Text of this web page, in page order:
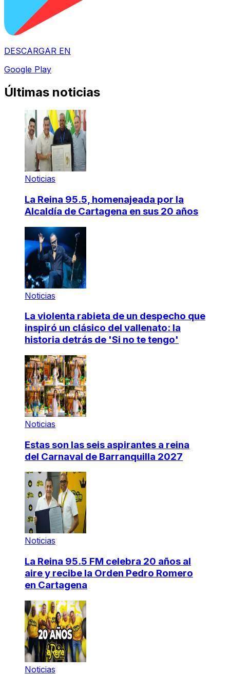
DESCARGAR EN
Google Play
Últimas noticias
Noticias
La Reina 95.5, homenajeada por la
Alcaldía de Cartagena en sus 20 años
Noticias
La violenta rabieta de un despecho que
inspiró un clásico del vallenato: la
historia detrás de 'Si no te tengo'
Noticias
Estas son las seis aspirantes a reina
del Carnaval de Barranquilla 2027
Noticias
La Reina 95.5 FM celebra 20 años al
aire y recibe la Orden Pedro Romero
en Cartagena
Noticias